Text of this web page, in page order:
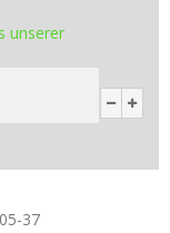
unserer
37